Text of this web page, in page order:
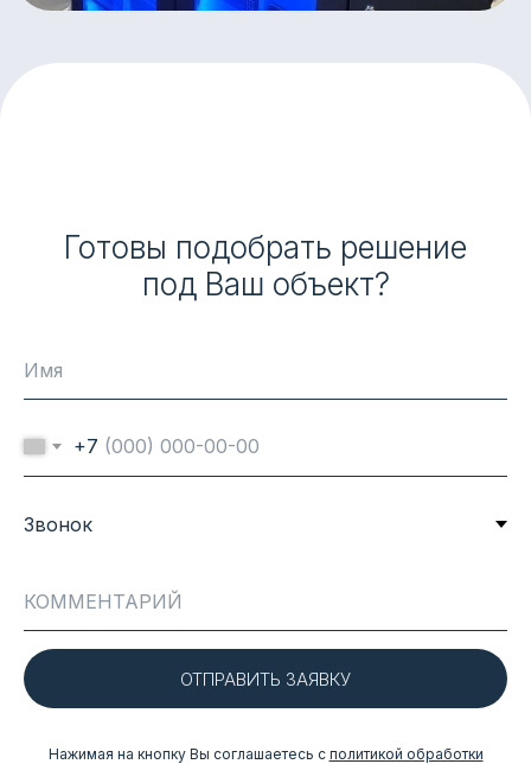
Готовы подобрать решение
под Ваш объект?
+7
ОТПРАВИТЬ ЗАЯВКУ
Нажимая на кнопку Вы соглашаетесь с политикой обработки